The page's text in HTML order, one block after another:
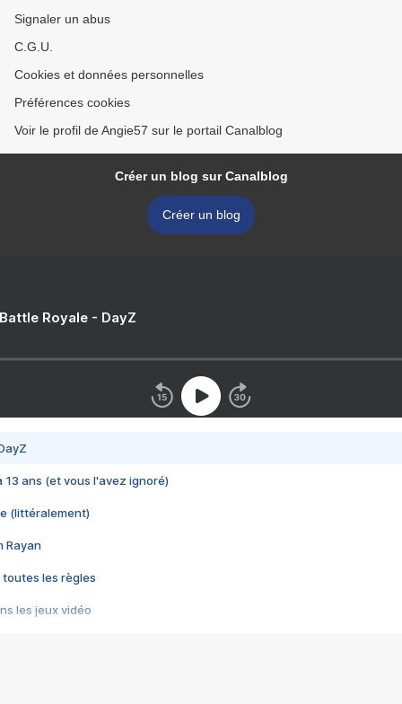
Signaler un abus
C.G.U.
Cookies et données personnelles
Préférences cookies
Voir le profil de Angie57 sur le portail Canalblog
Créer un blog sur Canalblog
Créer un blog
Royale - DayZ
13 ans (et vous l'avez ignoré)
(littéralement)
Rayan
toutes les règles
les jeux vidéo